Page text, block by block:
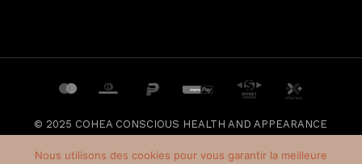
© 2025 COHEA CONSCIOUS HEALTH AND APPEARANCE
Nous utilisons des cookies pour vous garantir la meilleure